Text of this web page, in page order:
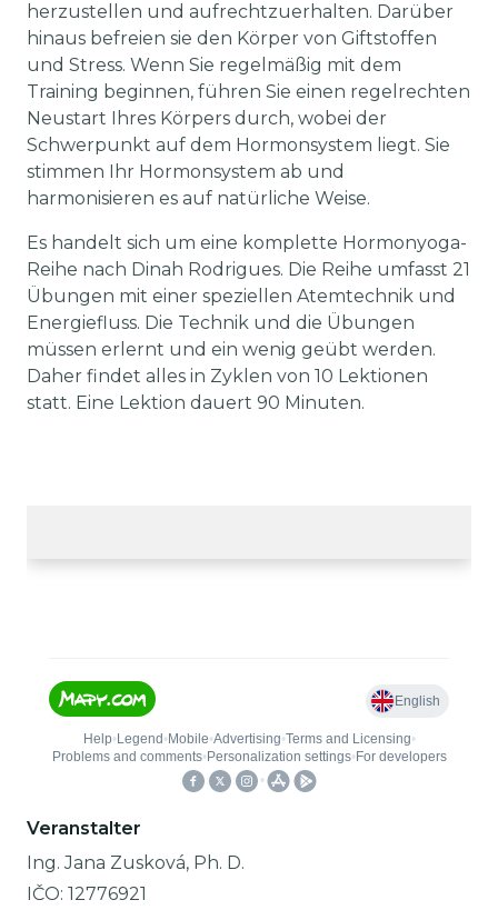
herzustellen und aufrechtzuerhalten. Darüber
hinaus befreien sie den Körper von Giftstoffen
und Stress. Wenn Sie regelmäßig mit dem
Training beginnen, führen Sie einen regelrechten
Neustart Ihres Körpers durch, wobei der
Schwerpunkt auf dem Hormonsystem liegt. Sie
stimmen Ihr Hormonsystem ab und
harmonisieren es auf natürliche Weise.
Es handelt sich um eine komplette Hormonyoga-
Reihe nach Dinah Rodrigues. Die Reihe umfasst 21
Übungen mit einer speziellen Atemtechnik und
Energiefluss. Die Technik und die Übungen
müssen erlernt und ein wenig geübt werden.
Daher findet alles in Zyklen von 10 Lektionen
statt. Eine Lektion dauert 90 Minuten.
Veranstalter
Ing. Jana Zusková, Ph. D.
IČO: 12776921